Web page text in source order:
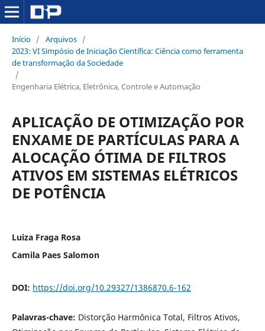
Início / Arquivos /
2023: VI Simpósio de Iniciação Científica: Ciência como ferramenta
de transformação da Sociedade
/
Engenharia Elétrica, Eletrônica, Controle e Automação
APLICAÇÃO DE OTIMIZAÇÃO POR
ENXAME DE PARTÍCULAS PARA A
ALOCAÇÃO ÓTIMA DE FILTROS
ATIVOS EM SISTEMAS ELÉTRICOS
DE POTÊNCIA
Luiza Fraga Rosa
Camila Paes Salomon
DOI: https://doi.org/10.29327/1386870.6-162
Palavras-chave: Distorção Harmônica Total, Filtros Ativos,